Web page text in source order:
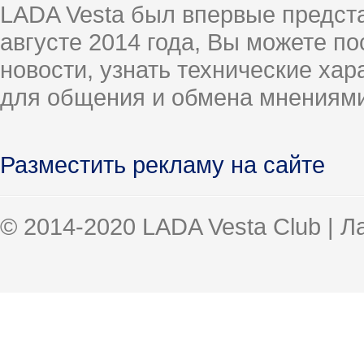
LADA Vesta был впервые
августе 2014 года, Вы можете
новости, узнать технические
для общения и обмена
Разместить рекламу на сайте
© 2014-2020 LADA Vesta Club |